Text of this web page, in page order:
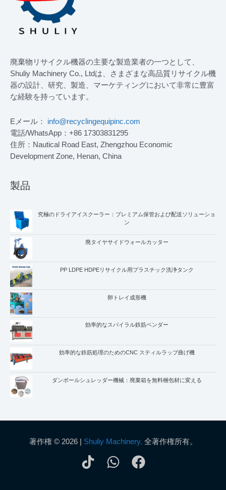
廃棄物リサイクル機器の主要な製造業者の一つとして、
Shuliy Machinery Co., Ltdは、さまざまな高品質リサイクル機
器の設計、研究、製造、マーケティングにおいて非常に豊富
な経験を持っています。
Eメール： info@recyclingequipinc.com
電話/WhatsApp：+86 17303831295
住所：Nautical Road East, Zhengzhou Economic
Development Zone, Henan, China
製品
究極のドライアイスクーラー：プレミアム保管および配送ソリューショ
ン
廃タイヤサイドウォールカッター
PP LDPE HDPEリサイクル用プラスチック洗浄タンク
卵トレイ成形機
効率的なスパイラル鉄筋ベンダー
効率的な鉄筋処理のためのCNC スティルラップ曲げ機
ダンボールシュレッダー機械：廃棄箱を無料梱包材に変える
著作権 © 2026 | Shuliy Machinery. 全著作権所有。
Chat